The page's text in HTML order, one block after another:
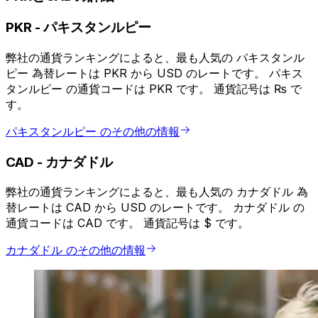
PKR -パキスタンルピー
弊社の通貨ランキングによると、最も人気の パキスタンル
ピー 為替レートは PKR から USD のレートです。 パキス
タンルピー の通貨コードは PKR です。 通貨記号は ₨ で
す。
パキスタンルピー のその他の情報
CAD - カナダドル
弊社の通貨ランキングによると、最も人気の カナダドル 為
替レートは CAD から USD のレートです。 カナダドル の
通貨コードは CAD です。 通貨記号は $ です。
カナダドル のその他の情報